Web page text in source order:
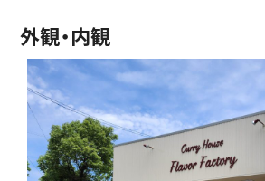
外観・内観